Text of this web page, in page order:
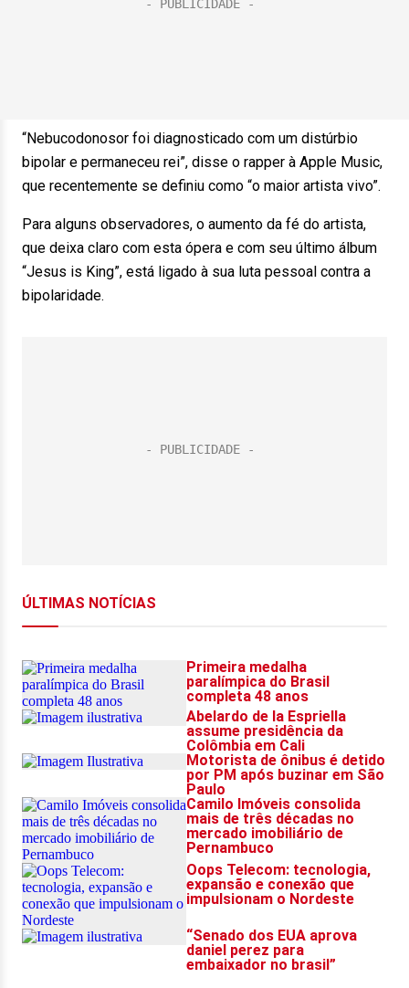
“Nebucodonosor foi diagnosticado com um distúrbio
bipolar e permaneceu rei”, disse o rapper à Apple Music,
que recentemente se definiu como “o maior artista vivo”.
Para alguns observadores, o aumento da fé do artista,
que deixa claro com esta ópera e com seu último álbum
“Jesus is King”, está ligado à sua luta pessoal contra a
bipolaridade.